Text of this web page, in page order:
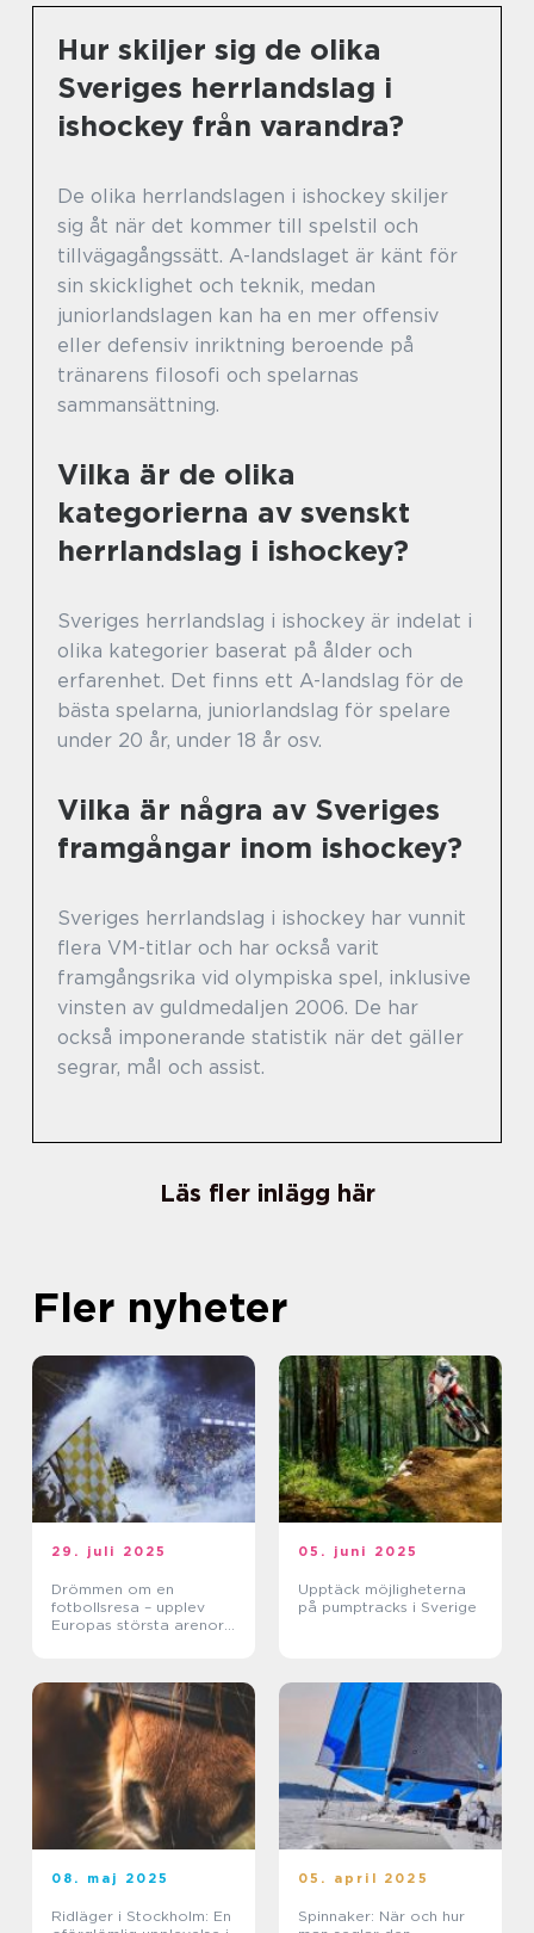
Hur skiljer sig de olika
Sveriges herrlandslag i
ishockey från varandra?
De olika herrlandslagen i ishockey skiljer
sig åt när det kommer till spelstil och
tillvägagångssätt. A-landslaget är känt för
sin skicklighet och teknik, medan
juniorlandslagen kan ha en mer offensiv
eller defensiv inriktning beroende på
tränarens filosofi och spelarnas
sammansättning.
Vilka är de olika
kategorierna av svenskt
herrlandslag i ishockey?
Sveriges herrlandslag i ishockey är indelat i
olika kategorier baserat på ålder och
erfarenhet. Det finns ett A-landslag för de
bästa spelarna, juniorlandslag för spelare
under 20 år, under 18 år osv.
Vilka är några av Sveriges
framgångar inom ishockey?
Sveriges herrlandslag i ishockey har vunnit
flera VM-titlar och har också varit
framgångsrika vid olympiska spel, inklusive
vinsten av guldmedaljen 2006. De har
också imponerande statistik när det gäller
segrar, mål och assist.
Läs fler inlägg här
Fler nyheter
29. juli 2025
Drömmen om en
fotbollsresa – upplev
Europas största arenor
05. juni 2025
Upptäck möjligheterna
på pumptracks i Sverige
08. maj 2025
Ridläger i Stockholm: En
05. april 2025
Spinnaker: När och hur